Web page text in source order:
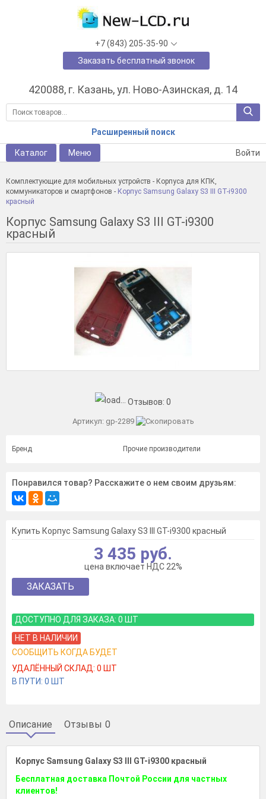
420088, г. Казань, ул. Ново-Азинская, д. 14
Расширенный поиск
+7 (843) 205-35-90
Заказать бесплатный звонок
Каталог Меню Войти
Комплектующие для мобильных устройств - Корпуса для КПК,
коммуникаторов и смартфонов - Корпус Samsung Galaxy S3 III GT-i9300
красный
Корпус Samsung Galaxy S3 III GT-i9300
красный
Отзывов: 0
Артикул: gp-2289
Бренд Прочие производители
Понравился товар? Расскажите о нем своим друзьям:
Купить Корпус Samsung Galaxy S3 III GT-i9300 красный
3 435 руб.
цена включает НДС 22%
ЗАКАЗАТЬ
ДОСТУПНО ДЛЯ ЗАКАЗА: 0 ШТ
НЕТ В НАЛИЧИИ
СООБЩИТЬ КОГДА БУДЕТ
УДАЛЁННЫЙ СКЛАД: 0 ШТ
В ПУТИ: 0 ШТ
Описание Отзывы 0
Корпус Samsung Galaxy S3 III GT-i9300 красный
Бесплатная доставка Почтой России для частных
клиентов!